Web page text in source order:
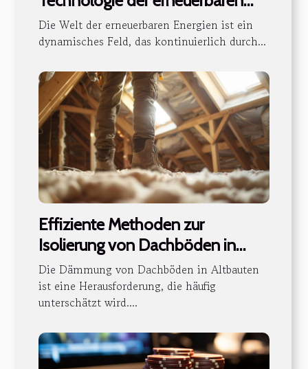
Energien und deren Einfluss
Die Welt der erneuerbaren Energien ist ein
dynamisches Feld, das kontinuierlich durch...
Effiziente Methoden zur
Isolierung von Dachböden in
Altbauten
Die Dämmung von Dachböden in Altbauten
ist eine Herausforderung, die häufig
unterschätzt wird....